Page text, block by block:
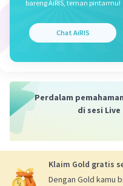
bareng AiRIS, teman pintarmu!
Chat AiRIS
Perdalam
di sesi Live
Klaim Gold gratis
Dengan Gold kamu